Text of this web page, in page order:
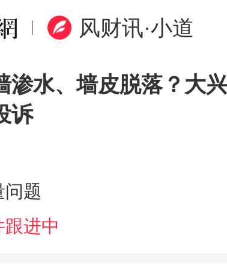
风财讯·小道
渗水、墙皮脱落？大
诉
问题
跟进中